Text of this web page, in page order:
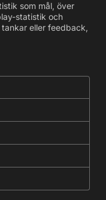
som mål, över
statistik och
eller feedback,